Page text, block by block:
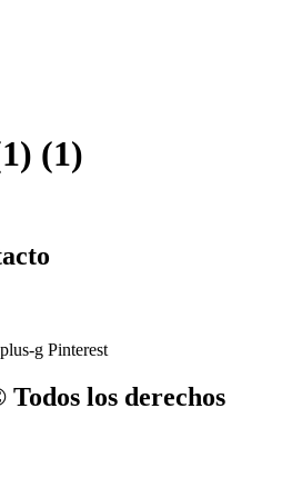
(1)
g Pinterest
los derechos